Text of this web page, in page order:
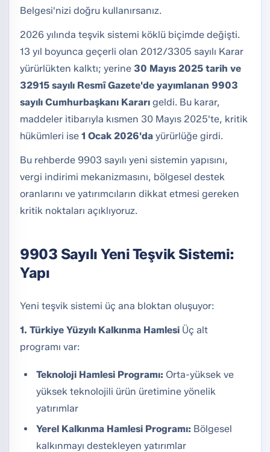
Belgesi'nizi doğru kullanırsanız.
2026 yılında teşvik sistemi köklü biçimde değişti.
13 yıl boyunca geçerli olan 2012/3305 sayılı Karar
yürürlükten kalktı; yerine 30 Mayıs 2025 tarih ve
32915 sayılı Resmî Gazete'de yayımlanan 9903
sayılı Cumhurbaşkanı Kararı geldi. Bu karar,
maddeler itibarıyla kısmen 30 Mayıs 2025'te, kritik
hükümleri ise 1 Ocak 2026'da yürürlüğe girdi.
Bu rehberde 9903 sayılı yeni sistemin yapısını,
vergi indirimi mekanizmasını, bölgesel destek
oranlarını ve yatırımcıların dikkat etmesi gereken
kritik noktaları açıklıyoruz.
9903 Sayılı Yeni Teşvik Sistemi:
Yapı
Yeni teşvik sistemi üç ana bloktan oluşuyor:
1. Türkiye Yüzyılı Kalkınma Hamlesi Üç alt
programı var:
Teknoloji Hamlesi Programı: Orta-yüksek ve
yüksek teknolojili ürün üretimine yönelik
yatırımlar
Yerel Kalkınma Hamlesi Programı: Bölgesel
kalkınmayı destekleyen yatırımlar